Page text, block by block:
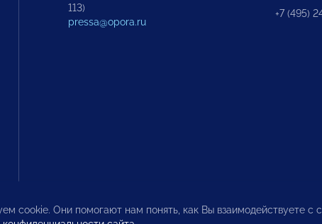
113)
pressa@opora.ru
+7 (495)
cookie. Они помогают нам понять, как Вы взаимодействуете с